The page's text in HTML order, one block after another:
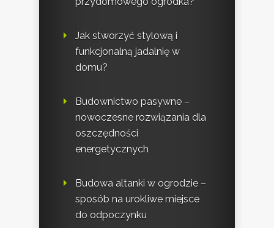
Jak stworzyć stylową i
funkcjonalną jadalnię w
domu?
Budownictwo pasywne –
nowoczesne rozwiązania dla
oszczędności
energetycznych
Budowa altanki w ogrodzie –
sposób na urokliwe miejsce
do odpoczynku